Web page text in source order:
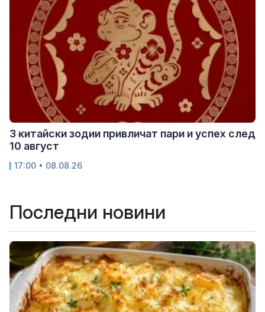
3 китайски зодии привличат пари и успех след
10 август
17:00 • 08.08.26
Последни новини